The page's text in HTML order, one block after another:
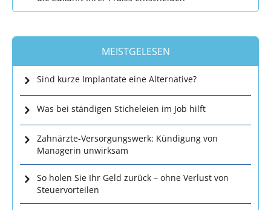
MEISTGELESEN
Sind kurze Implantate eine Alternative?
Was bei ständigen Sticheleien im Job hilft
Zahnärzte-Versorgungswerk: Kündigung von
Managerin unwirksam
So holen Sie Ihr Geld zurück – ohne Verlust von
Steuervorteilen